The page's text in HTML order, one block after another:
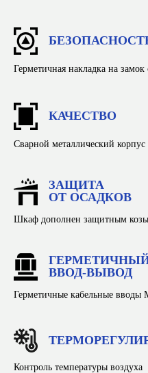
Герметичная накладка на
КАЧЕСТВО
Сварной металлический
ЗАЩИТА
ОТ ОСАДКОВ
Шкаф дополнен защитным
ВВОД-ВЫВОД
Герметичные кабельные вводы
Контроль температуры воздуха
Россия, г. Новосибирск,
Каталог
Оплата и
Тендеры